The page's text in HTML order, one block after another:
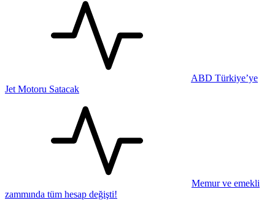
ABD Türkiye’ye
Jet Motoru Satacak
Memur ve emekli
zammında tüm hesap değişti!